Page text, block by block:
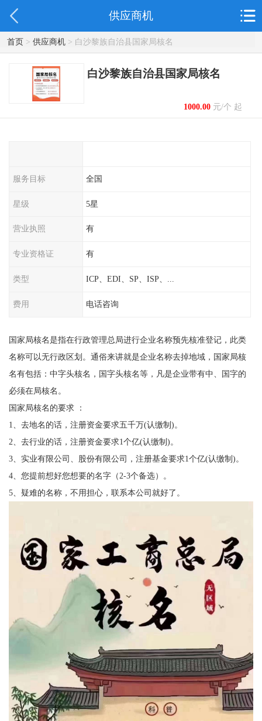
供应商机
首页> 供应商机> 白沙黎族自治县国家局核名
白沙黎族自治县国家局核名
1000.00元/个 起
服务目标 全国
星级 5星
营业执照 有
专业资格证 有
类型 ICP、EDI、SP、ISP、...
费用 电话咨询
国家局核名是指在行政管理总局进行企业名称预先核准登记，此类
名称可以无行政区划。通俗来讲就是企业名称去掉地域，国家局核
名有包括：中字头核名，国字头核名等，凡是企业带有中、国字的
必须在局核名。
国家局核名的要求 ：
1、去地名的话，注册资金要求五千万(认缴制)。
2、去行业的话，注册资金要求1个亿(认缴制)。
3、实业有限公司、股份有限公司，注册基金要求1个亿(认缴制)。
4、您提前想好您想要的名字（2-3个备选）。
5、疑难的名称，不用担心，联系本公司就好了。